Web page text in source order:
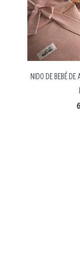
NIDO DE BEBÉ DE